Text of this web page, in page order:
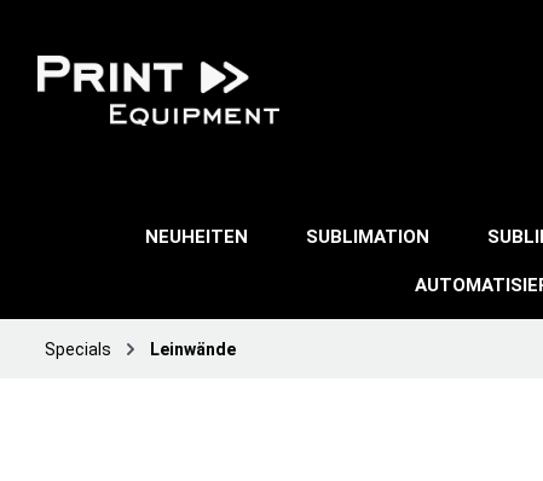
NEUHEITEN SUBLIMATION
Specials Leinwände